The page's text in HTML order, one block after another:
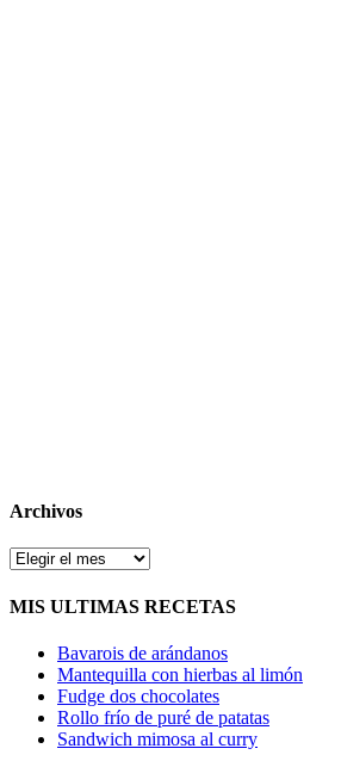
Archivos
Archivos
MIS ULTIMAS RECETAS
Bavarois de arándanos
Mantequilla con hierbas al limón
Fudge dos chocolates
Rollo frío de puré de patatas
Sandwich mimosa al curry